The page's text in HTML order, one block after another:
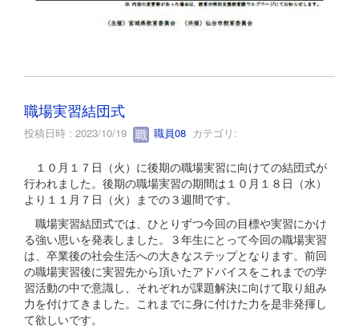
職場実習結団式
投稿日時 : 2023/10/19 職員08 カテゴリ:
１０月１７日（火）に後期の職場実習に向けての結団式が
行われました。後期の職場実習の期間は１０月１８日（水）
より１１月７日（火）までの３週間です。
職場実習結団式では、ひとりずつ今回の目標や実習にかけ
る強い思いを発表しました。３年生にとって今回の職場実習
は、卒業後の社会生活への大きなステップとなります。前回
の職場実習後に実習先から頂いたアドバイスをこれまでの学
習活動の中で意識し、それぞれが課題解決に向けて取り組み
力を付けてきました。これまでに身に付けた力を是非発揮し
て欲しいです。